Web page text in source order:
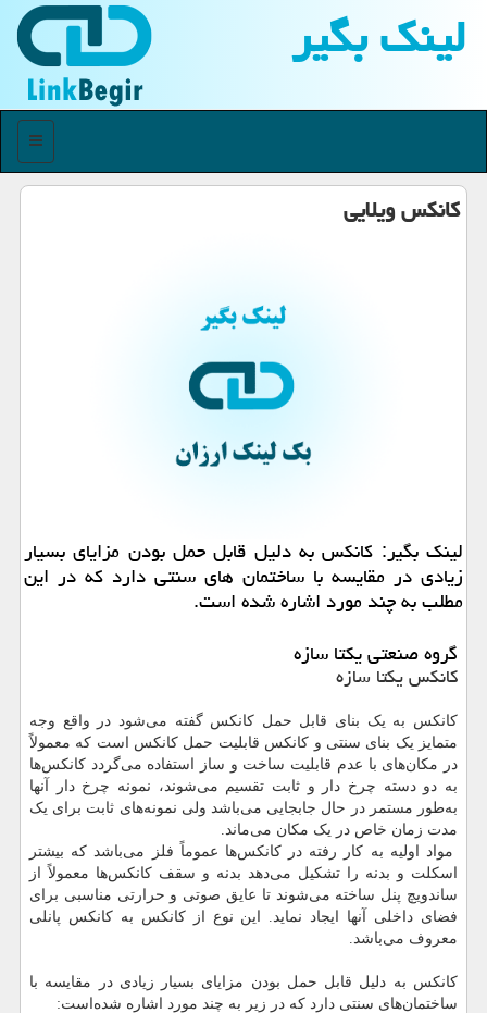
لینك بگیر
منو
كانكس ویلایی
لینك بگیر: كانكس به دلیل قابل حمل بودن مزایای بسیار
زیادی در مقایسه با ساختمان های سنتی دارد كه در این
مطلب به چند مورد اشاره شده است.
گروه صنعتی یکتا سازه
کانکس یکتا سازه
کانکس به یک بنای قابل حمل کانکس گفته می‌شود در واقع وجه
متمایز یک بنای سنتی و کانکس قابلیت حمل کانکس است که معمولاً
در مکان‌های با عدم قابلیت ساخت و ساز استفاده می‌گردد کانکس‌ها
به دو دسته چرخ دار و ثابت تقسیم می‌شوند، نمونه چرخ دار آنها
به‌طور مستمر در حال جابجایی می‌باشد ولی نمونه‌های ثابت برای یک
مدت زمان خاص در یک مکان می‌ماند.
مواد اولیه به کار رفته در کانکس‌ها عموماً فلز می‌باشد که بیشتر
اسکلت و بدنه را تشکیل می‌دهد بدنه و سقف کانکس‌ها معمولاً از
ساندویچ پنل ساخته می‌شوند تا عایق صوتی و حرارتی مناسبی برای
فضای داخلی آنها ایجاد نماید. این نوع از کانکس به کانکس پانلی
معروف می‌باشد.
کانکس به دلیل قابل حمل بودن مزایای بسیار زیادی در مقایسه با
ساختمان‌های سنتی دارد که در زیر به چند مورد اشاره شده‌است: